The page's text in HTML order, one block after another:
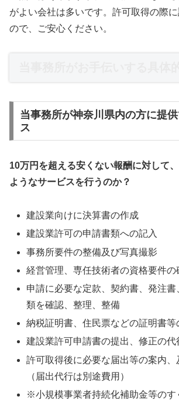
がよい会社は多いです。許可取得の際
ので、ご安心ください。
当事務所が神奈川県内の方に提
ス
10万円を超える安くない報酬に対して
ようなサービスを行うのか？
建設業向けに決算書の作成
建設業許可の申請書類への記入
事務所要件の整備及び写真撮影
経営管理、専任技術者の資格要件の
申請に必要な定款、契約書、発注
類を確認、整理、整備
納税証明書、住民票などの証明書等
建設業許可申請書の提出、修正の代
許可取得後に必要な届出等の案内、
（届出代行は別途費用）
※小規模事業者持続化補助金等のす